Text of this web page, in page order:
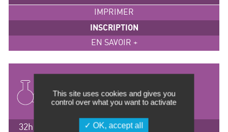
IMPRIMER
INSCRIPTION
EN SAVOIR +
TORCHE A PLASMA – INITIATION
32h / 4.5 jours
This site uses cookies and gives you
control over what you want to activate
OK, accept all